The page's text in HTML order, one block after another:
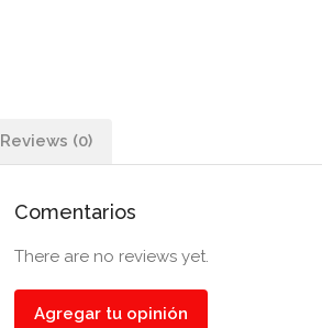
Reviews (0)
Comentarios
There are no reviews yet.
Agregar tu opinión